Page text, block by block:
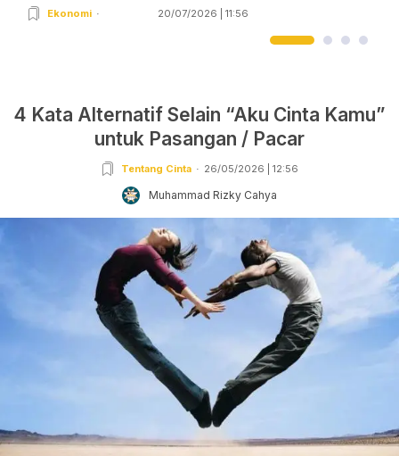
Ekonomi 20/07/2026 | 11:56
4 Kata Alternatif Selain “Aku Cinta Kamu”
untuk Pasangan / Pacar
Tentang Cinta 26/05/2026 | 12:56
Muhammad Rizky Cahya